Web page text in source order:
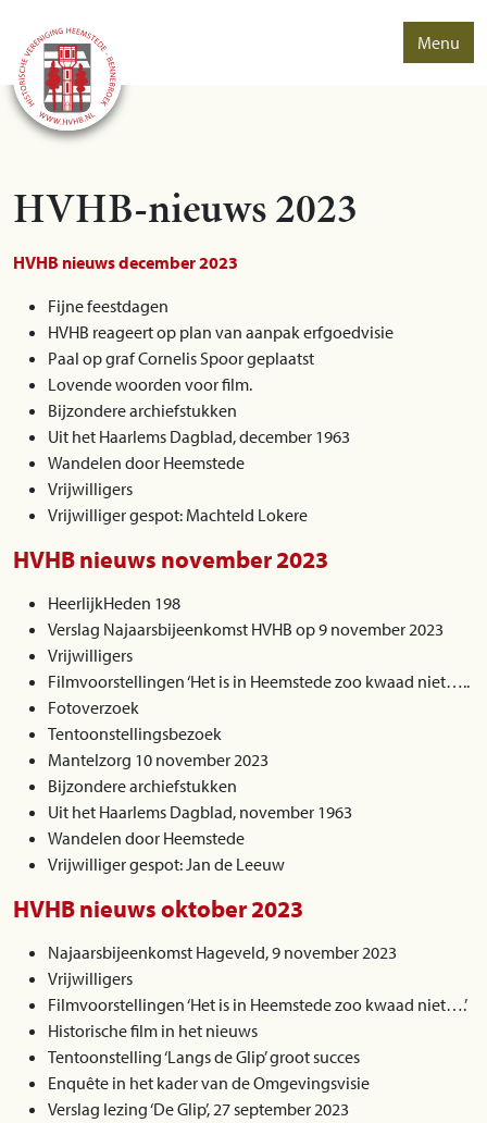
Menu
HVHB-nieuws 2023
HVHB nieuws december 2023
Fijne feestdagen
HVHB reageert op plan van aanpak erfgoedvisie
Paal op graf Cornelis Spoor geplaatst
Lovende woorden voor film.
Bijzondere archiefstukken
Uit het Haarlems Dagblad, december 1963
Wandelen door Heemstede
Vrijwilligers
Vrijwilliger gespot: Machteld Lokere
HVHB nieuws november 2023
HeerlijkHeden 198
Verslag Najaarsbijeenkomst HVHB op 9 november 2023
Vrijwilligers
Filmvoorstellingen ‘Het is in Heemstede zoo kwaad niet…..
Fotoverzoek
Tentoonstellingsbezoek
Mantelzorg 10 november 2023
Bijzondere archiefstukken
Uit het Haarlems Dagblad, november 1963
Wandelen door Heemstede
Vrijwilliger gespot: Jan de Leeuw
HVHB nieuws oktober 2023
Najaarsbijeenkomst Hageveld, 9 november 2023
Vrijwilligers
Filmvoorstellingen ‘Het is in Heemstede zoo kwaad niet….’
Historische film in het nieuws
Tentoonstelling ‘Langs de Glip’ groot succes
Enquête in het kader van de Omgevingsvisie
Verslag lezing ‘De Glip’, 27 september 2023